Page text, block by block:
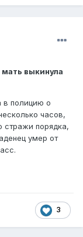
выкинула
в полицию о
часов,
стражи порядка,
умер от
3